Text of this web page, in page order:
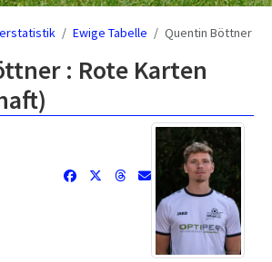
Ewige Tabelle Quentin Böttner
: Rote Karten